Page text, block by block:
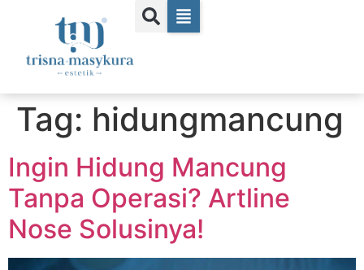
Tag: hidungmancung
Ingin Hidung Mancung
Tanpa Operasi? Artline
Nose Solusinya!